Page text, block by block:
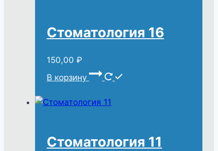
Стоматология 16
150,00 ₽
В корзину
Стоматология 11